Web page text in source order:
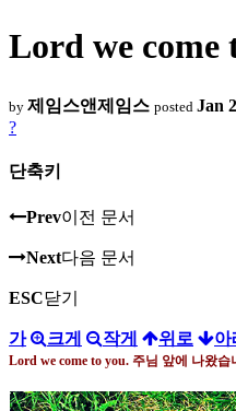
Lord we come
by 제임스앤제임스 posted Jan
?
단축키
Prev이전 문서
Next다음 문서
ESC닫기
가 크게 작게 위로 아
Lord we come to you. 주님 앞에 나왔습